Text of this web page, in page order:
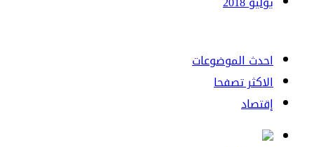
احدث الموضوعات
الاكثر تصفحا
إقتصاد